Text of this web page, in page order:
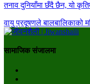
तनाव दुनियाँमा छँदै छैन, यो
वायु प्रदूषणले बालबालिकाको
सामाजिक संजालमा